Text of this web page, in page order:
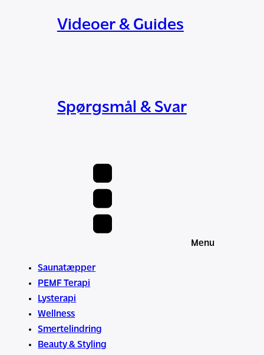
Videoer & Guides
Spørgsmål & Svar
Menu
Saunatæpper
PEMF Terapi
Lysterapi
Wellness
Smertelindring
Beauty & Styling